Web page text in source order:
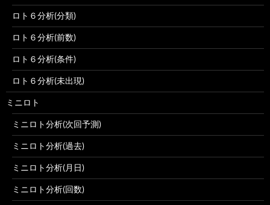
ロト６分析(分類)
ロト６分析(前数)
ロト６分析(条件)
ロト６分析(未出現)
ミニロト
ミニロト分析(次回予測)
ミニロト分析(過去)
ミニロト分析(月日)
ミニロト分析(回数)